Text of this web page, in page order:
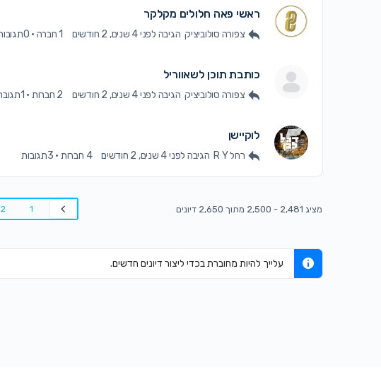
ראשי פאה חלולים מקלקר
צפורה סולוביציק הגיבה לפני 4 שנים, 2 חודשים 1 חברה · 0תגובות
כותבת תוכן לשאווריל
צפורה סולוביציק הגיבה לפני 4 שנים, 2 חודשים 2 חברות · 1תגובה
לוקיישן
רחל R Y הגיבה לפני 4 שנים, 2 חודשים 4 חברות · 3תגובות
מציג 2,481 - 2,500 מתוך 2,650 דיונים 1
2
עלייך להיות מחוברת בכדי ליצור דיונים חדשים.